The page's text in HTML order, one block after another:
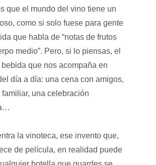
que el mundo del vino tiene un
como si solo fuese para gente
que habla de “notas de frutos
medio”. Pero, si lo piensas, el
que nos acompaña en
día a día: una cena con amigos,
una celebración
la vinoteca, ese invento que,
de película, en realidad puede